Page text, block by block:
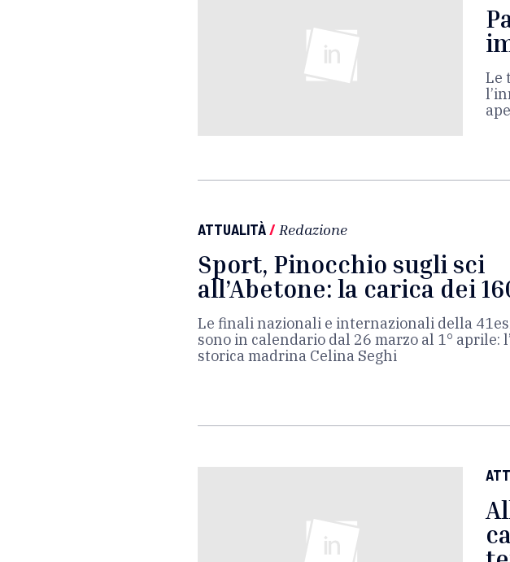
Le
ATTUALITÀ/ Redazione
Sport, Pinocchio sugli sci
all’Abetone: la carica dei
Le finali nazionali e internazionali della
sono in calendario dal 26 marzo al 1° aprile:
storica madrina Celina Seghi